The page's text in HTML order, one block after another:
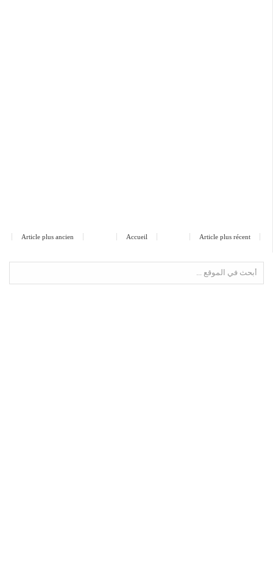
Article plus récent
Article plus ancien Accueil